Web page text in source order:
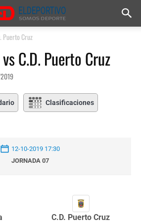
Puerto Cruz
C.D. Puerto Cruz
Clasificaciones
12-10-2019 17:30
JORNADA 07
C.D. Puerto Cruz